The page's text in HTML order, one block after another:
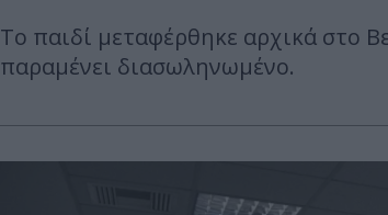
Το παιδί μεταφέρθηκε αρχικά στο
παραμένει διασωληνωμένο.